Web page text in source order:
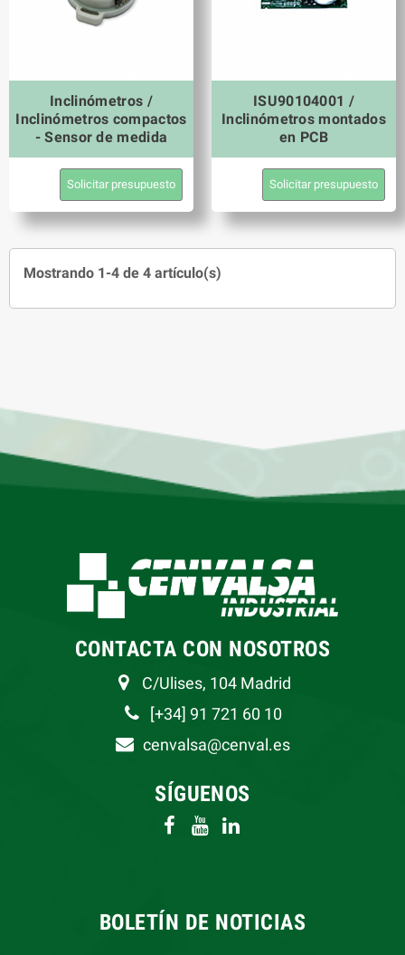
Inclinómetros /
Inclinómetros compactos
- Sensor de medida
Solicitar presupuesto
ISU90104001 /
Inclinómetros montados
en PCB
Solicitar presupuesto
Mostrando 1-4 de 4 artículo(s)
CONTACTA CON NOSOTROS
C/Ulises, 104 Madrid
[+34] 91 721 60 10
cenvalsa@cenval.es
SÍGUENOS
BOLETÍN DE NOTICIAS